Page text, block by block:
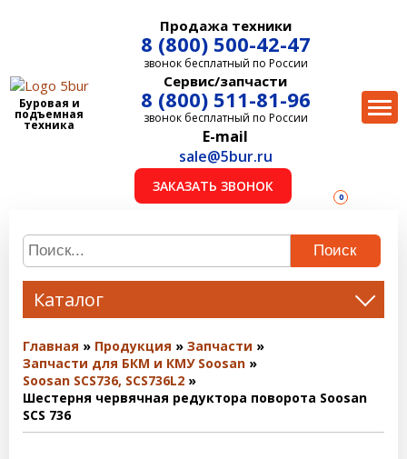
Буровая и
подъемная
техника
Продажа техники
8 (800) 500-42-47
звонок бесплатный по России
Сервис/запчасти
8 (800) 511-81-96
звонок бесплатный по России
E-mail
sale@5bur.ru
ЗАКАЗАТЬ ЗВОНОК
0
Поиск
Каталог
Главная Продукция
Запчасти
Запчасти для БКМ и КМУ Soosan
Soosan SCS736, SCS736L2
Шестерня червячная редуктора поворота Soosan
SCS 736